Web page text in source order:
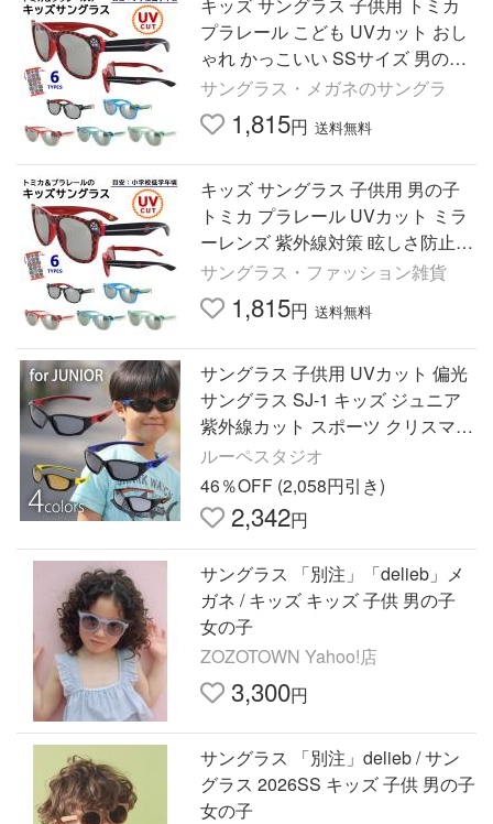
プラレール こども UVカット おし
ゃれ かっこいい SSサイズ 男の子
小学生低学年 ウェリントン ミラー
レンズ 紫外線対策
サングラス・メガネのサングラ
1,815円 送料無料
キッズ サングラス 子供用 男の子
トミカ プラレール UVカット ミラ
ーレンズ 紫外線対策 眩しさ防止
かっこいい プール 海 ドライブ ウ
ェリントン SSサイズ 夏
サングラス・ファッション雑貨
1,815円 送料無料
サングラス 子供用 UVカット 偏光
サングラス SJ-1 キッズ ジュニア
紫外線カット スポーツ クリスマス
プレゼント クリスマス
ルーペスタジオ
46％OFF (2,058円引き)
2,342円
サングラス 「別注」「delieb」メ
ガネ / キッズ キッズ 子供 男の子
女の子
ZOZOTOWN Yahoo!店
3,300円
サングラス 「別注」delieb / サン
グラス 2026SS キッズ 子供 男の子
女の子